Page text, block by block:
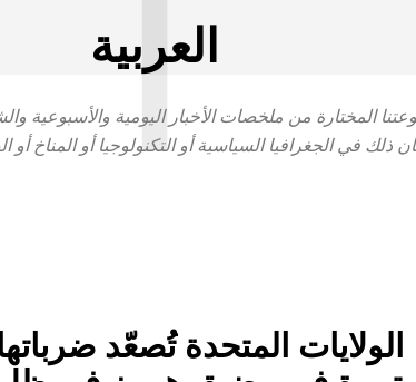
العربية
المختارة من ملخصات الأخبار اليومية والأسبوعية
الولايات المتحدة تُصعّد